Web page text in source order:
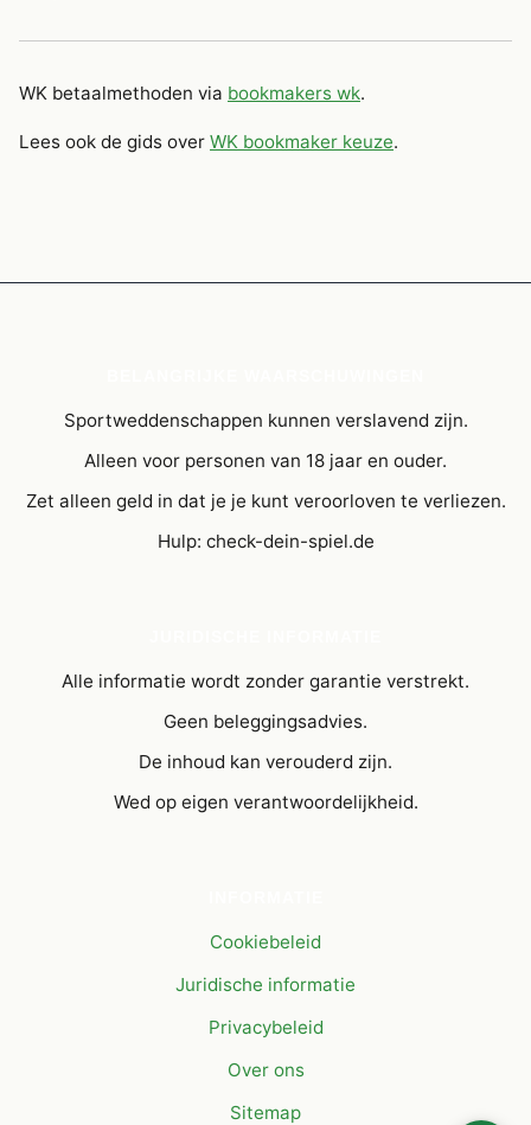
WK betaalmethoden via bookmakers wk.
Lees ook de gids over WK bookmaker keuze.
Sportweddenschappen kunnen verslavend zijn.
Alleen voor personen van 18 jaar en ouder.
Zet alleen geld in dat je je kunt veroorloven te verliezen.
Hulp: check-dein-spiel.de
Alle informatie wordt zonder garantie verstrekt.
Geen beleggingsadvies.
De inhoud kan verouderd zijn.
Wed op eigen verantwoordelijkheid.
Cookiebeleid
Juridische informatie
Privacybeleid
Over ons
Sitemap